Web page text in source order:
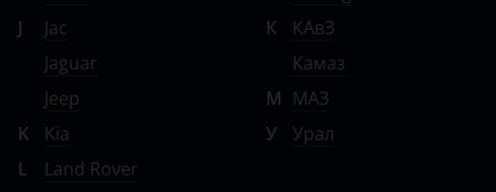
J
Jac
Jaguar
Jeep
K
Kia
L
Land Rover
К
КАвЗ
Камаз
М МАЗ
У
Урал